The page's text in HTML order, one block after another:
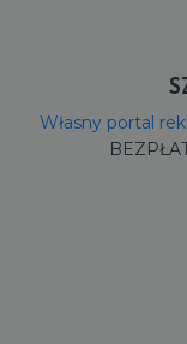
Własny portal